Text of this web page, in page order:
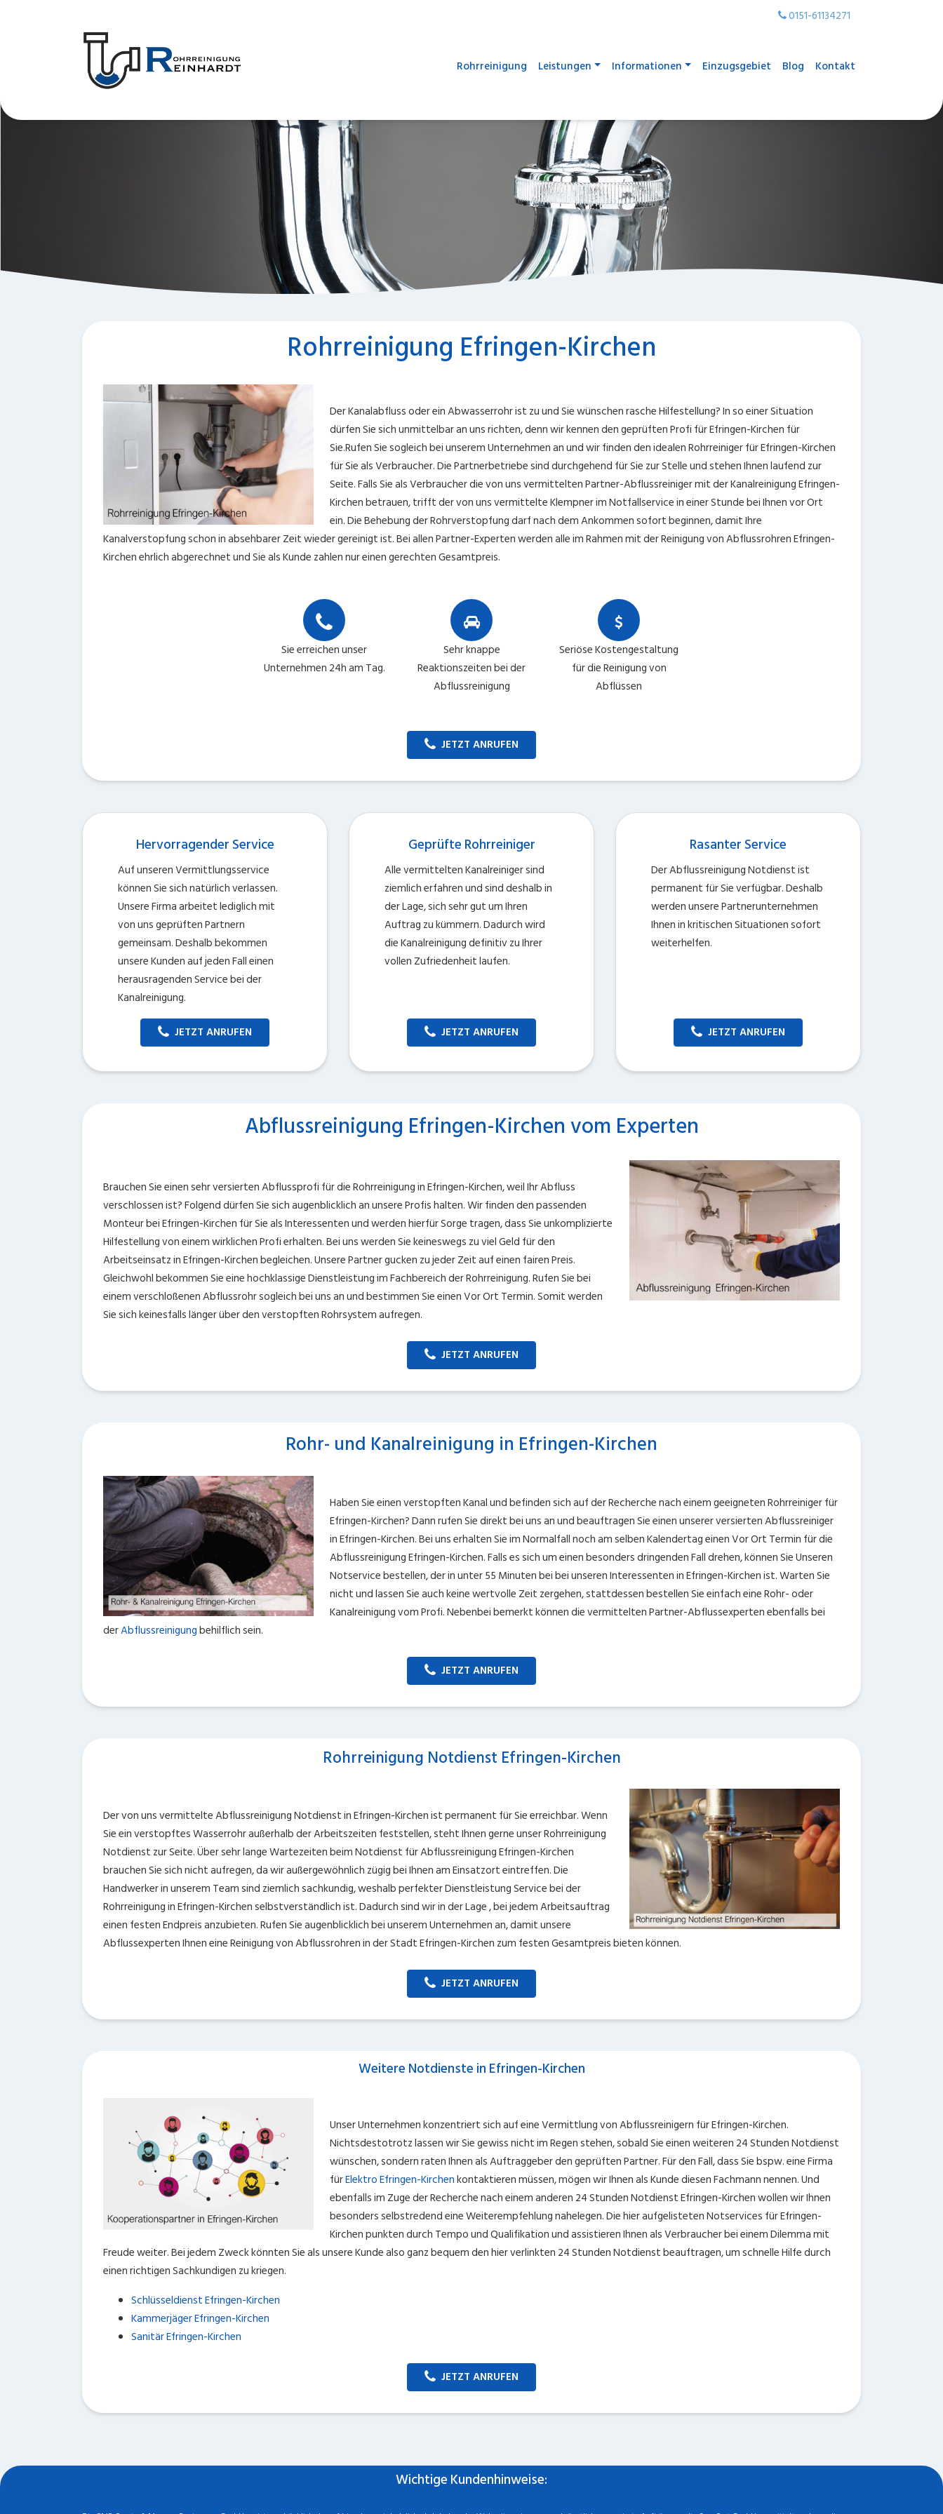
0151-61134271
Rohrreinigung Leistungen Informationen Einzugsgebiet Blog Kontakt
Rohrreinigung Efringen-Kirchen
Der Kanalabfluss oder ein Abwasserrohr ist zu und Sie wünschen rasche Hilfestellung? In so einer Situation
dürfen Sie sich unmittelbar an uns richten, denn wir kennen den geprüften Profi für Efringen-Kirchen für
Sie.Rufen Sie sogleich bei unserem Unternehmen an und wir finden den idealen Rohrreiniger für Efringen-Kirchen
für Sie als Verbraucher. Die Partnerbetriebe sind durchgehend für Sie zur Stelle und stehen Ihnen laufend zur
Seite. Falls Sie als Verbraucher die von uns vermittelten Partner-Abflussreiniger mit der Kanalreinigung Efringen-
Kirchen betrauen, trifft der von uns vermittelte Klempner im Notfallservice in einer Stunde bei Ihnen vor Ort
ein. Die Behebung der Rohrverstopfung darf nach dem Ankommen sofort beginnen, damit Ihre
Kanalverstopfung schon in absehbarer Zeit wieder gereinigt ist. Bei allen Partner-Experten werden alle im Rahmen mit der Reinigung von Abflussrohren Efringen-
Kirchen ehrlich abgerechnet und Sie als Kunde zahlen nur einen gerechten Gesamtpreis.
Sie erreichen unser
Unternehmen 24h am Tag.
Sehr knappe
Reaktionszeiten bei der
Abflussreinigung
Seriöse Kostengestaltung
für die Reinigung von
Abflüssen
JETZT ANRUFEN
Hervorragender Service
Auf unseren Vermittlungsservice
können Sie sich natürlich verlassen.
Unsere Firma arbeitet lediglich mit
von uns geprüften Partnern
gemeinsam. Deshalb bekommen
unsere Kunden auf jeden Fall einen
herausragenden Service bei der
Kanalreinigung.
JETZT ANRUFEN
Geprüfte Rohrreiniger
Alle vermittelten Kanalreiniger sind
ziemlich erfahren und sind deshalb in
der Lage, sich sehr gut um Ihren
Auftrag zu kümmern. Dadurch wird
die Kanalreinigung definitiv zu Ihrer
vollen Zufriedenheit laufen.
JETZT ANRUFEN
Rasanter Service
Der Abflussreinigung Notdienst ist
permanent für Sie verfügbar. Deshalb
werden unsere Partnerunternehmen
Ihnen in kritischen Situationen sofort
weiterhelfen.
JETZT ANRUFEN
Abflussreinigung Efringen-Kirchen vom Experten
Brauchen Sie einen sehr versierten Abflussprofi für die Rohrreinigung in Efringen-Kirchen, weil Ihr Abfluss
verschlossen ist? Folgend dürfen Sie sich augenblicklich an unsere Profis halten. Wir finden den passenden
Monteur bei Efringen-Kirchen für Sie als Interessenten und werden hierfür Sorge tragen, dass Sie unkomplizierte
Hilfestellung von einem wirklichen Profi erhalten. Bei uns werden Sie keineswegs zu viel Geld für den
Arbeitseinsatz in Efringen-Kirchen begleichen. Unsere Partner gucken zu jeder Zeit auf einen fairen Preis.
Gleichwohl bekommen Sie eine hochklassige Dienstleistung im Fachbereich der Rohrreinigung. Rufen Sie bei
einem verschloßenen Abflussrohr sogleich bei uns an und bestimmen Sie einen Vor Ort Termin. Somit werden
Sie sich keinesfalls länger über den verstopften Rohrsystem aufregen.
JETZT ANRUFEN
Rohr- und Kanalreinigung in Efringen-Kirchen
Haben Sie einen verstopften Kanal und befinden sich auf der Recherche nach einem geeigneten Rohrreiniger für
Efringen-Kirchen? Dann rufen Sie direkt bei uns an und beauftragen Sie einen unserer versierten Abflussreiniger
in Efringen-Kirchen. Bei uns erhalten Sie im Normalfall noch am selben Kalendertag einen Vor Ort Termin für die
Abflussreinigung Efringen-Kirchen. Falls es sich um einen besonders dringenden Fall drehen, können Sie Unseren
Notservice bestellen, der in unter 55 Minuten bei bei unseren Interessenten in Efringen-Kirchen ist. Warten Sie
nicht und lassen Sie auch keine wertvolle Zeit zergehen, stattdessen bestellen Sie einfach eine Rohr- oder
Kanalreinigung vom Profi. Nebenbei bemerkt können die vermittelten Partner-Abflussexperten ebenfalls bei
derAbflussreinigungbehilflich sein.
JETZT ANRUFEN
Rohrreinigung Notdienst Efringen-Kirchen
Der von uns vermittelte Abflussreinigung Notdienst in Efringen-Kirchen ist permanent für Sie erreichbar. Wenn
Sie ein verstopftes Wasserrohr außerhalb der Arbeitszeiten feststellen, steht Ihnen gerne unser Rohrreinigung
Notdienst zur Seite. Über sehr lange Wartezeiten beim Notdienst für Abflussreinigung Efringen-Kirchen
brauchen Sie sich nicht aufregen, da wir außergewöhnlich zügig bei Ihnen am Einsatzort eintreffen. Die
Handwerker in unserem Team sind ziemlich sachkundig, weshalb perfekter Dienstleistung Service bei der
Rohrreinigung in Efringen-Kirchen selbstverständlich ist. Dadurch sind wir in der Lage , bei jedem Arbeitsauftrag
einen festen Endpreis anzubieten. Rufen Sie augenblicklich bei unserem Unternehmen an, damit unsere
Abflussexperten Ihnen eine Reinigung von Abflussrohren in der Stadt Efringen-Kirchen zum festen Gesamtpreis bieten können.
JETZT ANRUFEN
Weitere Notdienste in Efringen-Kirchen
Unser Unternehmen konzentriert sich auf eine Vermittlung von Abflussreinigern für Efringen-Kirchen.
Nichtsdestotrotz lassen wir Sie gewiss nicht im Regen stehen, sobald Sie einen weiteren 24 Stunden Notdienst
wünschen, sondern raten Ihnen als Auftraggeber den geprüften Partner. Für den Fall, dass Sie bspw. eine Firma
fürElektro Efringen-Kirchenkontaktieren müssen, mögen wir Ihnen als Kunde diesen Fachmann nennen. Und
ebenfalls im Zuge der Recherche nach einem anderen 24 Stunden Notdienst Efringen-Kirchen wollen wir Ihnen
besonders selbstredend eine Weiterempfehlung nahelegen. Die hier aufgelisteten Notservices für Efringen-
Kirchen punkten durch Tempo und Qualifikation und assistieren Ihnen als Verbraucher bei einem Dilemma mit
Freude weiter. Bei jedem Zweck könnten Sie als unsere Kunde also ganz bequem den hier verlinkten 24 Stunden Notdienst beauftragen, um schnelle Hilfe durch
einen richtigen Sachkundigen zu kriegen.
Schlüsseldienst Efringen-Kirchen
Kammerjäger Efringen-Kirchen
Sanitär Efringen-Kirchen
JETZT ANRUFEN
Wichtige Kundenhinweise: